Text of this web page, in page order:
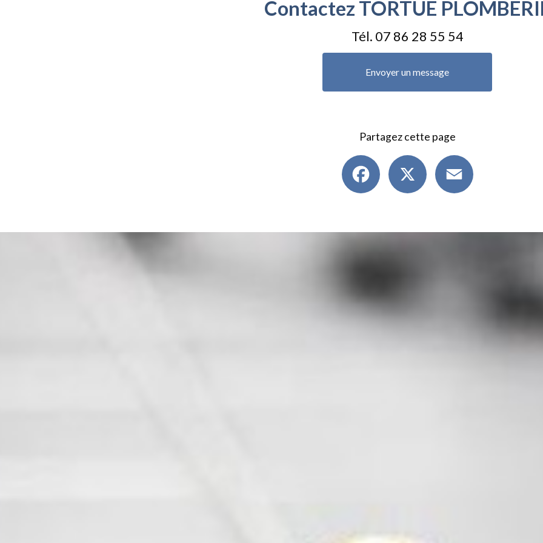
Contactez TORTUE
Tél. 07 86 28 55 54
Envoyer un message
Partagez cette page
Facebook